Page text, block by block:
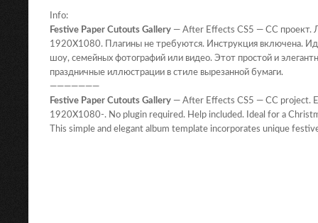
Info:
Festive Paper Cutouts Gallery — After Effects CS5 — CC проект.
1920X1080. Плагины не требуются. Инструкция включена.
шоу, семейных фотографий или видео. Этот простой и
праздничные иллюстрации в стиле вырезанной бумаги.
———————
Festive Paper Cutouts Gallery — After Effects CS5 — CC project.
1920X1080-. No plugin required. Help included. Ideal for a
This simple and elegant album template incorporates unique